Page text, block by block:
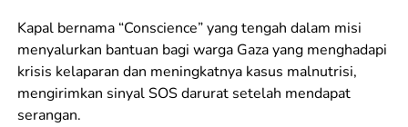
Kapal bernama “Conscience” yang tengah dalam misi
menyalurkan bantuan bagi warga Gaza yang menghadapi
krisis kelaparan dan meningkatnya kasus malnutrisi,
mengirimkan sinyal SOS darurat setelah mendapat
serangan.